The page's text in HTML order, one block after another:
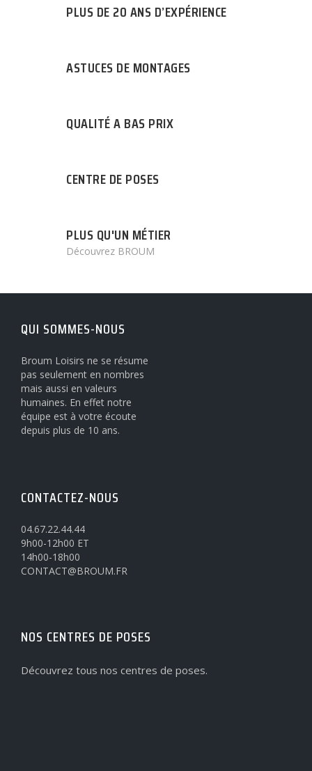
PLUS DE 20 ANS D’EXPÉRIENCE
ASTUCES DE MONTAGES
QUALITÉ A BAS PRIX
CENTRE DE POSES
PLUS QU'UN MÉTIER
Découvrez BROUM
QUI SOMMES-NOUS
Broum Loisirs ne se résume
pas seulement en nombres
mais aussi en valeurs
humaines. En effet notre
équipe est à votre écoute
depuis plus de 10 ans.
CONTACTEZ-NOUS
04.67.22.44.44
9h00-12h00 ET
14h00-18h00
CONTACT@BROUM.FR
NOS CENTRES DE POSES
Découvrez tous nos centres de poses.